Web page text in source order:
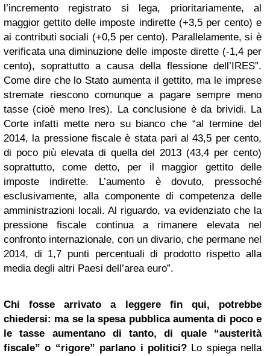
l’incremento registrato si lega, prioritariamente, al
maggior gettito delle imposte indirette (+3,5 per cento) e
ai contributi sociali (+0,5 per cento). Parallelamente, si è
verificata una diminuzione delle imposte dirette (-1,4 per
cento), soprattutto a causa della flessione dell’IRES”.
Come dire che lo Stato aumenta il gettito, ma le imprese
stremate riescono comunque a pagare sempre meno
tasse (cioè meno Ires). La conclusione è da brividi. La
Corte infatti mette nero su bianco che “al termine del
2014, la pressione fiscale è stata pari al 43,5 per cento,
di poco più elevata di quella del 2013 (43,4 per cento)
soprattutto, come detto, per il maggior gettito delle
imposte indirette. L’aumento è dovuto, pressoché
esclusivamente, alla componente di competenza delle
amministrazioni locali. Al riguardo, va evidenziato che la
pressione fiscale continua a rimanere elevata nel
confronto internazionale, con un divario, che permane nel
2014, di 1,7 punti percentuali di prodotto rispetto alla
media degli altri Paesi dell’area euro”.
Chi fosse arrivato a leggere fin qui, potrebbe
chiedersi: ma se la spesa pubblica aumenta di poco e
le tasse aumentano di tanto, di quale “austerità
fiscale” o “rigore” parlano i politici?Lo spiega nella